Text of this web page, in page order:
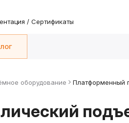
/ Сертификаты
оборудование Платформенный